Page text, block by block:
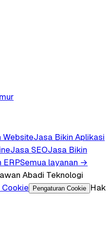
WebsiteJasa Bikin Aplikasi
Jasa SEOJasa Bikin
ERPSemua layanan →
Abadi Teknologi
Cookie Pengaturan Cookie
Hak